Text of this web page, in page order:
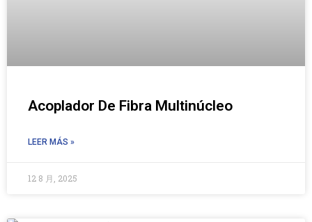
Acoplador De Fibra Multinúcleo
LEER MÁS »
12 8 月, 2025